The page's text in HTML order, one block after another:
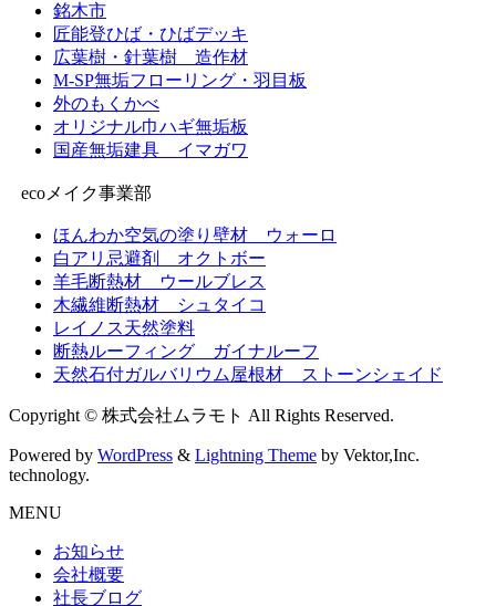
銘木市
匠能登ひば・ひばデッキ
広葉樹・針葉樹 造作材
M-SP無垢フローリング・羽目板
外のもくかべ
オリジナル巾ハギ無垢板
国産無垢建具 イマガワ
ecoメイク事業部
ほんわか空気の塗り壁材 ウォーロ
白アリ忌避剤 オクトボー
羊毛断熱材 ウールブレス
木繊維断熱材 シュタイコ
レイノス天然塗料
断熱ルーフィング ガイナルーフ
天然石付ガルバリウム屋根材 ストーンシェイド
Copyright © 株式会社ムラモト All Rights Reserved.
Powered by WordPress & Lightning Theme by Vektor,Inc.
technology.
MENU
お知らせ
会社概要
社長ブログ